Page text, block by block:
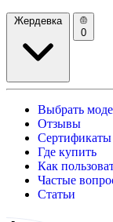
Жердевка
0
Выбрать
Отзывы
Сертификаты
Где купить
Как
Частые
Статьи